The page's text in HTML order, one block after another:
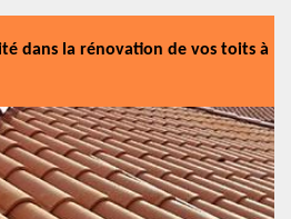
dans la rénovation de vos toits à